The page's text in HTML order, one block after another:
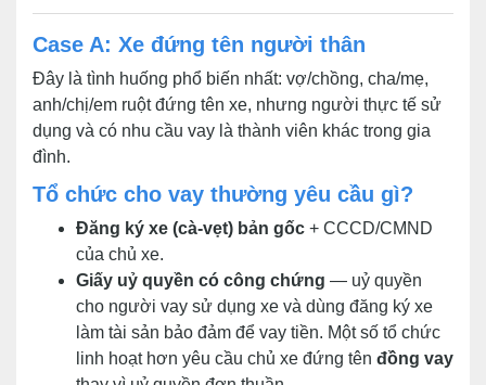
Case A: Xe đứng tên người thân
Đây là tình huống phổ biến nhất: vợ/chồng, cha/mẹ,
anh/chị/em ruột đứng tên xe, nhưng người thực tế sử
dụng và có nhu cầu vay là thành viên khác trong gia
đình.
Tổ chức cho vay thường yêu cầu gì?
Đăng ký xe (cà-vẹt) bản gốc + CCCD/CMND
của chủ xe.
Giấy uỷ quyền có công chứng — uỷ quyền
cho người vay sử dụng xe và dùng đăng ký xe
làm tài sản bảo đảm để vay tiền. Một số tổ chức
linh hoạt hơn yêu cầu chủ xe đứng tên đồng vay